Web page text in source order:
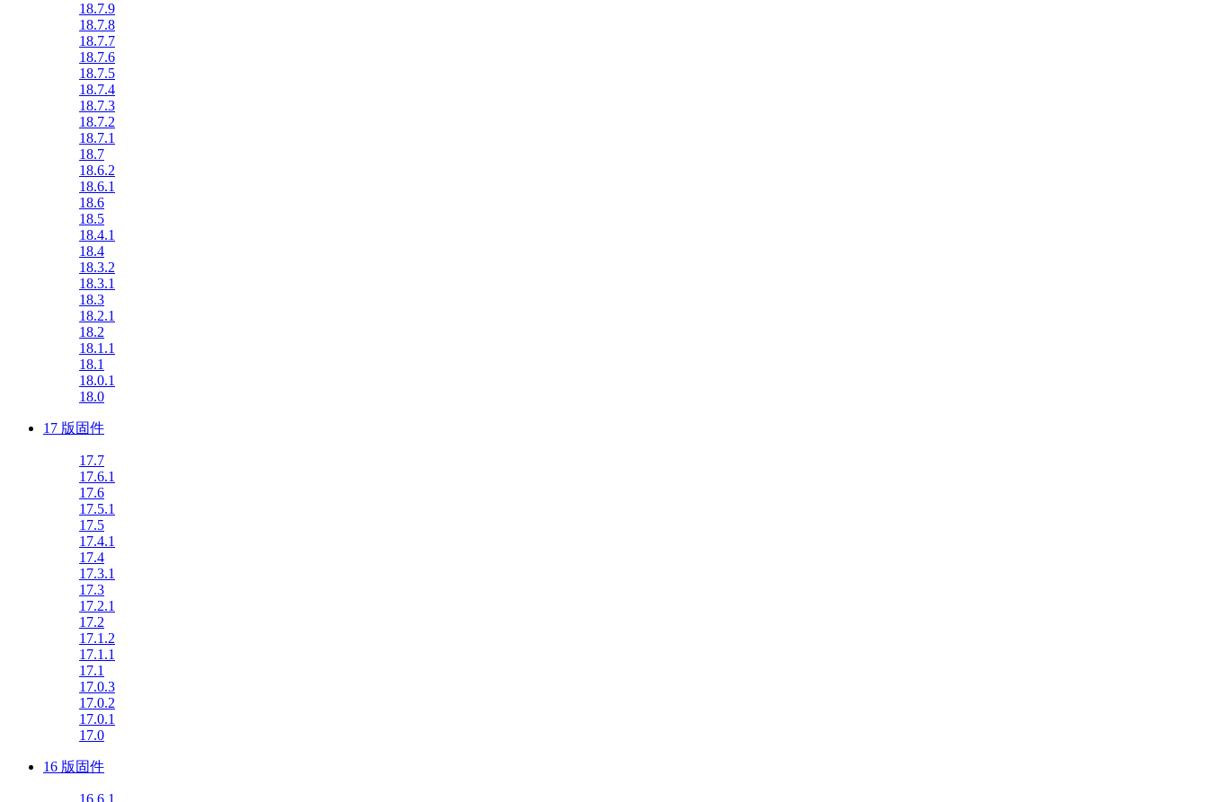
18.7.9
18.7.8
18.7.7
18.7.6
18.7.5
18.7.4
18.7.3
18.7.2
18.7.1
18.7
18.6.2
18.6.1
18.6
18.5
18.4.1
18.4
18.3.2
18.3.1
18.3
18.2.1
18.2
18.1.1
18.1
18.0.1
18.0
17 版固件
17.7
17.6.1
17.6
17.5.1
17.5
17.4.1
17.4
17.3.1
17.3
17.2.1
17.2
17.1.2
17.1.1
17.1
17.0.3
17.0.2
17.0.1
17.0
16 版固件
16.6.1